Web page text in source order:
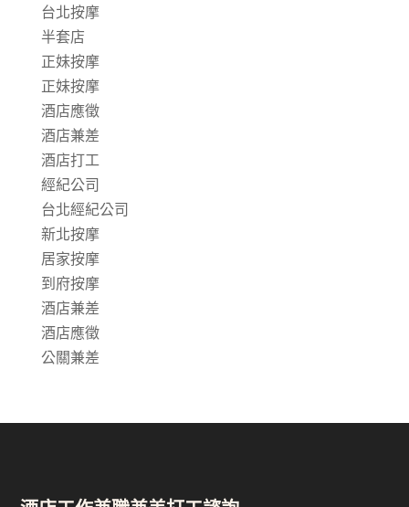
台北按摩
半套店
正妹按摩
正妹按摩
酒店應徵
酒店兼差
酒店打工
經紀公司
台北經紀公司
新北按摩
居家按摩
到府按摩
酒店兼差
酒店應徵
公關兼差